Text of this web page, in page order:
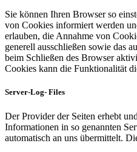
Sie können Ihren Browser so
von Cookies informiert werden
erlauben, die Annahme von
generell ausschließen sowie das
beim Schließen des Browser
Cookies kann die Funktionalität
Server-Log- Files
Der Provider der Seiten erhebt
Informationen in so genannten
automatisch an uns übermittelt.